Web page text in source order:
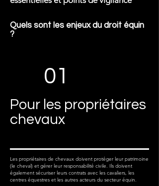
Quels sont les enjeux du droit équin
?
01
Pour les propriétaires
chevaux
Les propriétaires de chevaux doivent protéger leur patrimoine
(le cheval) et gérer leur responsabilité civile. Ils doivent
également sécuriser leurs contrats avec les cavaliers, les
centres équestres et les autres acteurs du secteur équin.